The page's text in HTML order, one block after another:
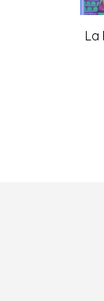
La